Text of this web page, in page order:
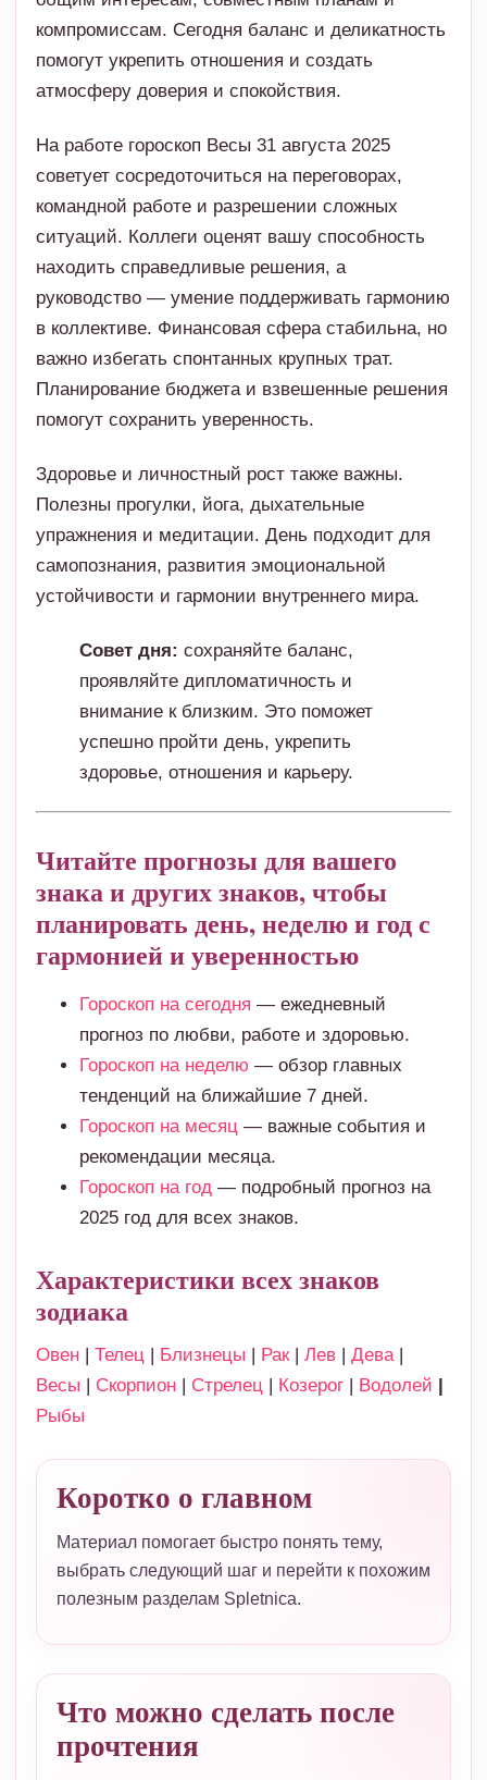
компромиссам. Сегодня баланс и деликатность
помогут укрепить отношения и создать
атмосферу доверия и спокойствия.
На работе гороскоп Весы 31 августа 2025
советует сосредоточиться на переговорах,
командной работе и разрешении сложных
ситуаций. Коллеги оценят вашу способность
находить справедливые решения, а
руководство — умение поддерживать гармонию
в коллективе. Финансовая сфера стабильна, но
важно избегать спонтанных крупных трат.
Планирование бюджета и взвешенные решения
помогут сохранить уверенность.
Здоровье и личностный рост также важны.
Полезны прогулки, йога, дыхательные
упражнения и медитации. День подходит для
самопознания, развития эмоциональной
устойчивости и гармонии внутреннего мира.
Совет дня: сохраняйте баланс,
проявляйте дипломатичность и
внимание к близким. Это поможет
успешно пройти день, укрепить
здоровье, отношения и карьеру.
Читайте прогнозы для вашего
знака и других знаков, чтобы
планировать день, неделю и год с
гармонией и уверенностью
Гороскоп на сегодня — ежедневный
прогноз по любви, работе и здоровью.
Гороскоп на неделю — обзор главных
тенденций на ближайшие 7 дней.
Гороскоп на месяц — важные события и
рекомендации месяца.
Гороскоп на год — подробный прогноз на
2025 год для всех знаков.
Характеристики всех знаков
зодиака
Овен | Телец | Близнецы | Рак| Лев | Дева |
Весы | Скорпион | Стрелец | Козерог | Водолей |
Рыбы
Коротко о главном
Материал помогает быстро понять тему,
выбрать следующий шаг и перейти к похожим
полезным разделам Spletnica.
Что можно сделать после
прочтения